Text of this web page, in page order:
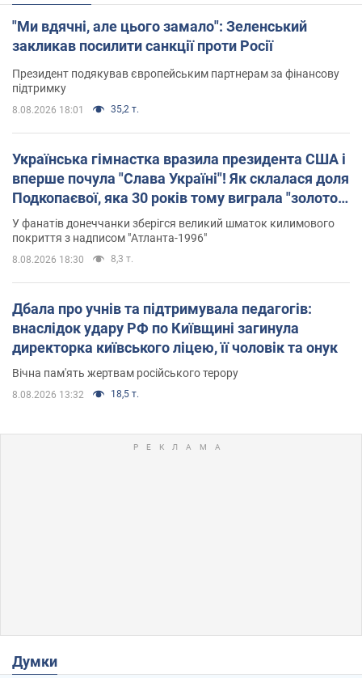
"Ми вдячні, але цього замало": Зеленський
закликав посилити санкції проти Росії
Президент подякував європейським партнерам за фінансову
підтримку
8.08.2026 18:01 35,2 т.
Українська гімнастка вразила президента США і
вперше почула "Слава Україні"! Як склалася доля
Подкопаєвої, яка 30 років тому виграла "золото"
Олімпіади
У фанатів донеччанки зберігся великий шматок килимового
покриття з надписом "Атланта-1996"
8.08.2026 18:30 8,3 т.
Дбала про учнів та підтримувала педагогів:
внаслідок удару РФ по Київщині загинула
директорка київського ліцею, її чоловік та онук
Вічна пам'ять жертвам російського терору
8.08.2026 13:32 18,5 т.
Думки